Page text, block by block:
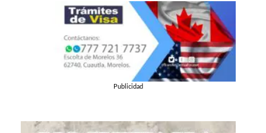
Publicidad